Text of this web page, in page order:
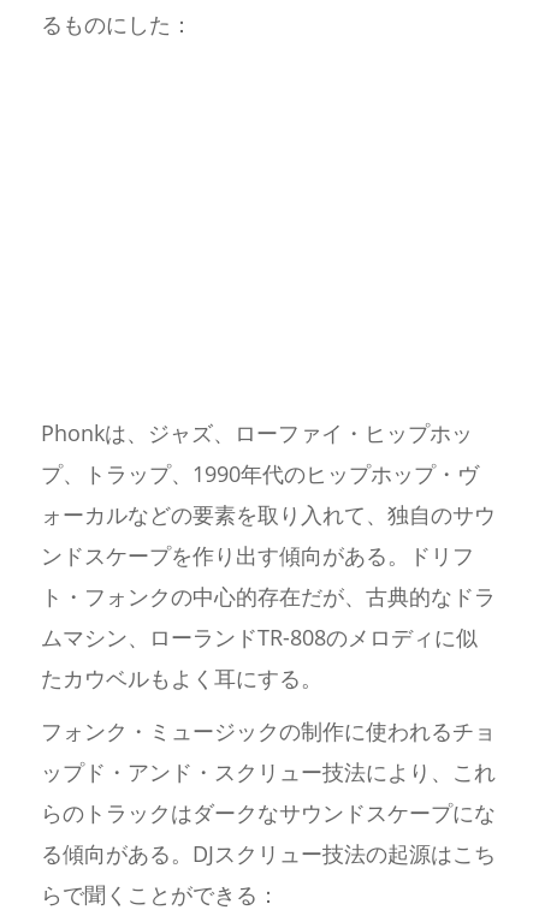
るものにした：
Phonkは、ジャズ、ローファイ・ヒップホッ
プ、トラップ、1990年代のヒップホップ・ヴ
ォーカルなどの要素を取り入れて、独自のサウ
ンドスケープを作り出す傾向がある。ドリフ
ト・フォンクの中心的存在だが、古典的なドラ
ムマシン、ローランドTR-808のメロディに似
たカウベルもよく耳にする。
フォンク・ミュージックの制作に使われるチョ
ップド・アンド・スクリュー技法により、これ
らのトラックはダークなサウンドスケープにな
る傾向がある。DJスクリュー技法の起源はこち
らで聞くことができる：